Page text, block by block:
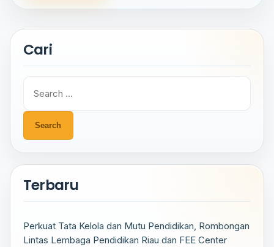
Cari
for:
Terbaru
Perkuat Tata Kelola dan Mutu Pendidikan, Rombongan
Lintas Lembaga Pendidikan Riau dan FEE Center